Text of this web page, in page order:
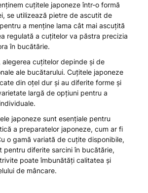
cuțitele japoneze într-o formă
se utilizează pietre de ascutit de
a menține lama cât mai ascuțită
regulată a cuțitelor va păstra precizia
în bucătărie.
alegerea cuțitelor depinde și de
ale bucătarului. Cuțitele japoneze
din oțel dur și au diferite forme și
largă de opțiuni pentru a
japoneze sunt esențiale pentru
a preparatelor japoneze, cum ar fi
o gamă variată de cuțite disponibile,
pentru diferite sarcini în bucătărie,
poate îmbunătăți calitatea și
de mâncare.